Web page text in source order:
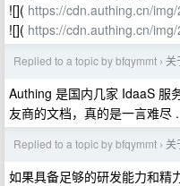
![]( https://cdn.authing.cn/
![]( https://cdn.authing.cn/
Replied to a topic by bfqymmt › 关
Authing 是国内几家 IdaaS 服
友商的文档，真的是一言难尽
Replied to a topic by bfqymmt › 关
如果具备足够的研发能力和精